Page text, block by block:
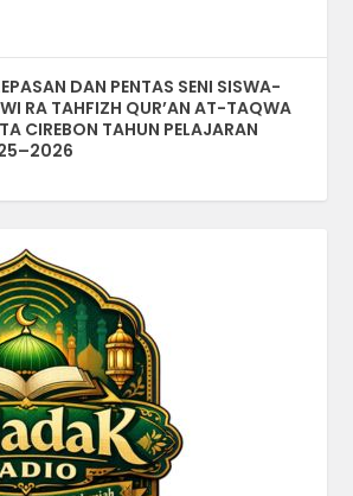
DAN PENTAS SENI SISWA-
RA TAHFIZH QUR’AN AT-TAQWA
CIREBON TAHUN PELAJARAN